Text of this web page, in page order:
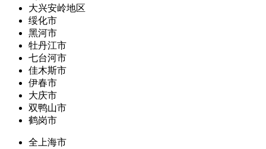
大兴安岭地区
绥化市
黑河市
牡丹江市
七台河市
佳木斯市
伊春市
大庆市
双鸭山市
鹤岗市
全上海市